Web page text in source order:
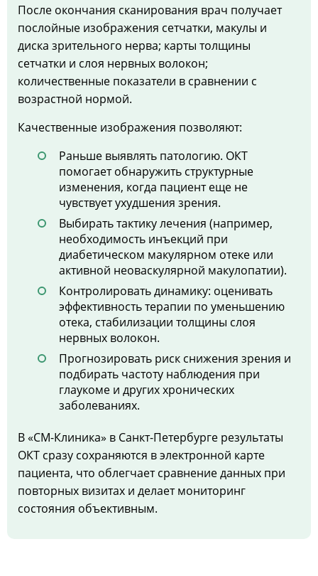
После окончания сканирования врач получает
послойные изображения сетчатки, макулы и
диска зрительного нерва; карты толщины
сетчатки и слоя нервных волокон;
количественные показатели в сравнении с
возрастной нормой.
Качественные изображения позволяют:
Раньше выявлять патологию. ОКТ
помогает обнаружить структурные
изменения, когда пациент еще не
чувствует ухудшения зрения.
Выбирать тактику лечения (например,
необходимость инъекций при
диабетическом макулярном отеке или
активной неоваскулярной макулопатии).
Контролировать динамику: оценивать
эффективность терапии по уменьшению
отека, стабилизации толщины слоя
нервных волокон.
Прогнозировать риск снижения зрения и
подбирать частоту наблюдения при
глаукоме и других хронических
заболеваниях.
В «СМ-Клиника» в Санкт-Петербурге результаты
ОКТ сразу сохраняются в электронной карте
пациента, что облегчает сравнение данных при
повторных визитах и делает мониторинг
состояния объективным.